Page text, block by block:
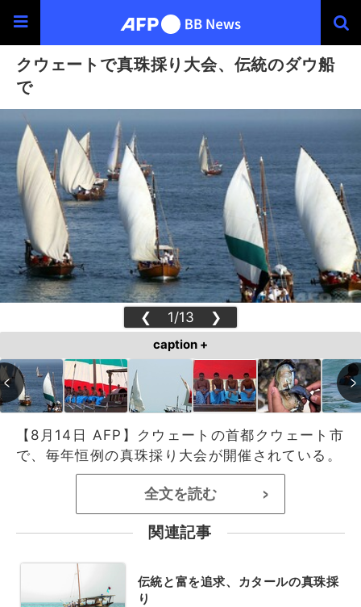
クウェートで真珠採り大会、伝統のダウ船
で
❮ 1/13 ❯
caption +
【8月14日 AFP】クウェートの首都クウェート市
で、毎年恒例の真珠採り大会が開催されている。
全文を読む >
関連記事
伝統と富を追求、カタールの真珠採
り